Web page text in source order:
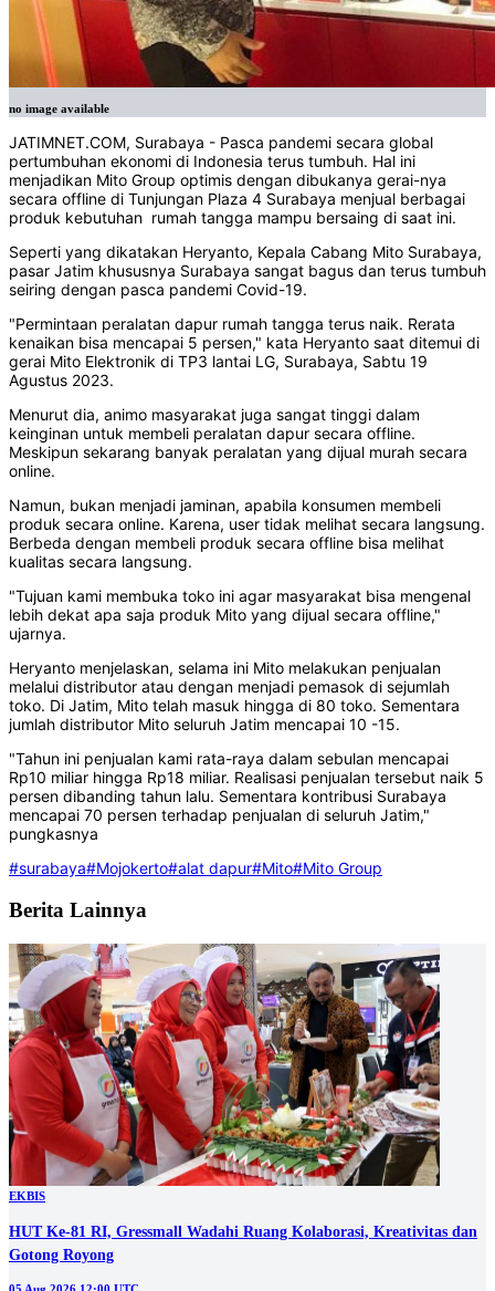
no image available
JATIMNET.COM, Surabaya - Pasca pandemi secara global
pertumbuhan ekonomi di Indonesia terus tumbuh. Hal ini
menjadikan Mito Group optimis dengan dibukanya gerai-nya
secara offline di Tunjungan Plaza 4 Surabaya menjual berbagai
produk kebutuhan rumah tangga mampu bersaing di saat ini.
Seperti yang dikatakan Heryanto, Kepala Cabang Mito Surabaya,
pasar Jatim khususnya Surabaya sangat bagus dan terus tumbuh
seiring dengan pasca pandemi Covid-19.
"Permintaan peralatan dapur rumah tangga terus naik. Rerata
kenaikan bisa mencapai 5 persen," kata Heryanto saat ditemui di
gerai Mito Elektronik di TP3 lantai LG, Surabaya, Sabtu 19
Agustus 2023.
Menurut dia, animo masyarakat juga sangat tinggi dalam
keinginan untuk membeli peralatan dapur secara offline.
Meskipun sekarang banyak peralatan yang dijual murah secara
online.
Namun, bukan menjadi jaminan, apabila konsumen membeli
produk secara online. Karena, user tidak melihat secara langsung.
Berbeda dengan membeli produk secara offline bisa melihat
kualitas secara langsung.
"Tujuan kami membuka toko ini agar masyarakat bisa mengenal
lebih dekat apa saja produk Mito yang dijual secara offline,"
ujarnya.
Heryanto menjelaskan, selama ini Mito melakukan penjualan
melalui distributor atau dengan menjadi pemasok di sejumlah
toko. Di Jatim, Mito telah masuk hingga di 80 toko. Sementara
jumlah distributor Mito seluruh Jatim mencapai 10 -15.
"Tahun ini penjualan kami rata-raya dalam sebulan mencapai
Rp10 miliar hingga Rp18 miliar. Realisasi penjualan tersebut naik 5
persen dibanding tahun lalu. Sementara kontribusi Surabaya
mencapai 70 persen terhadap penjualan di seluruh Jatim,"
pungkasnya
#surabaya#Mojokerto#alat dapur#Mito#Mito Group
Berita Lainnya
EKBIS
HUT Ke-81 RI, Gressmall Wadahi Ruang Kolaborasi, Kreativitas dan
Gotong Royong